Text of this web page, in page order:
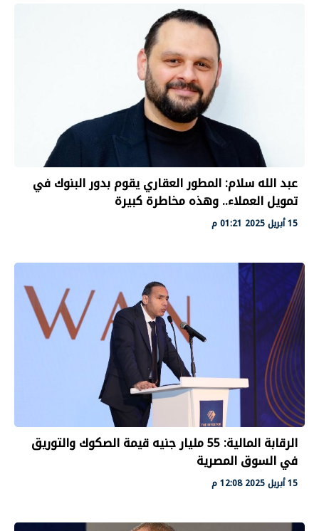
عبد الله سلام: المطور العقاري يقوم بدور البنوك في
تمويل العملاء.. وهذه مخاطرة كبيرة
15 أبريل 2025 01:21 م
الرقابة المالية: 55 مليار جنيه قيمة الصكوك والتوريق
في السوق المصرية
15 أبريل 2025 12:08 م